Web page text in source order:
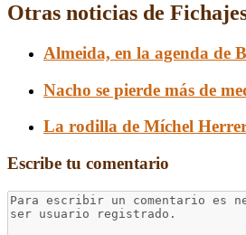
Otras noticias de
Almeida, en la agenda de
Nacho se pierde más de
La rodilla de Míchel
Escribe tu comentario